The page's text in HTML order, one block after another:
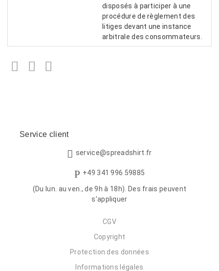
disposés à participer à une
procédure de règlement des
litiges devant une instance
arbitrale des consommateurs.
Facebook
Twitter
Service client
service@spreadshirt.fr
+49 341 996 59885
(Du lun. au ven., de 9h à 18h). Des frais peuvent
s’appliquer
CGV
Copyright
Protection des données
Informations légales